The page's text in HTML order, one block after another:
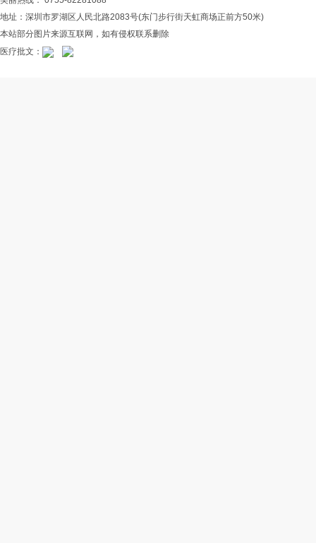
地址：深圳市罗湖区人民北路2083号(东门步行街天虹商场正前方50米)
本站部分图片来源互联网，如有侵权联系删除
医疗批文：